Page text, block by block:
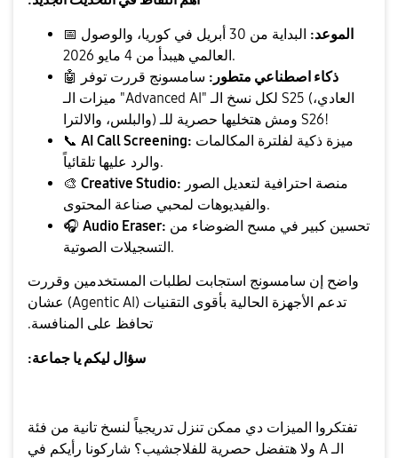
📅 الموعد:
البداية من 30 أبريل في كوريا، والوصول
العالمي هيبدأ من 4 مايو 2026.
🤖
ذكاء اصطناعي متطور: سامسونج قررت توفر
ميزات الـ "Advanced AI" لكل نسخ الـ S25 (العادي،
والبلس، والالترا) ومش هتخليها حصرية للـ S26!
📞 AI Call Screening:
والرد عليها تلقائياً.
🎨 Creative Studio:
والفيديوهات لمحبي صناعة المحتوى.
🎧 Audio Eraser:
التسجيلات الصوتية.
​واضح إن سامسونج استجابت لطلبات المستخدمين وقررت
تدعم الأجهزة الحالية بأقوى التقنيات (Agentic AI) عشان
تحافظ على المنافسة.
سؤال ليكم يا جماعة:
تفتكروا الميزات دي ممكن تنزل تدريجياً لنسخ تانية من فئة
الـ A ولا هتفضل حصرية للفلاجشيب؟ شاركونا رأيكم في